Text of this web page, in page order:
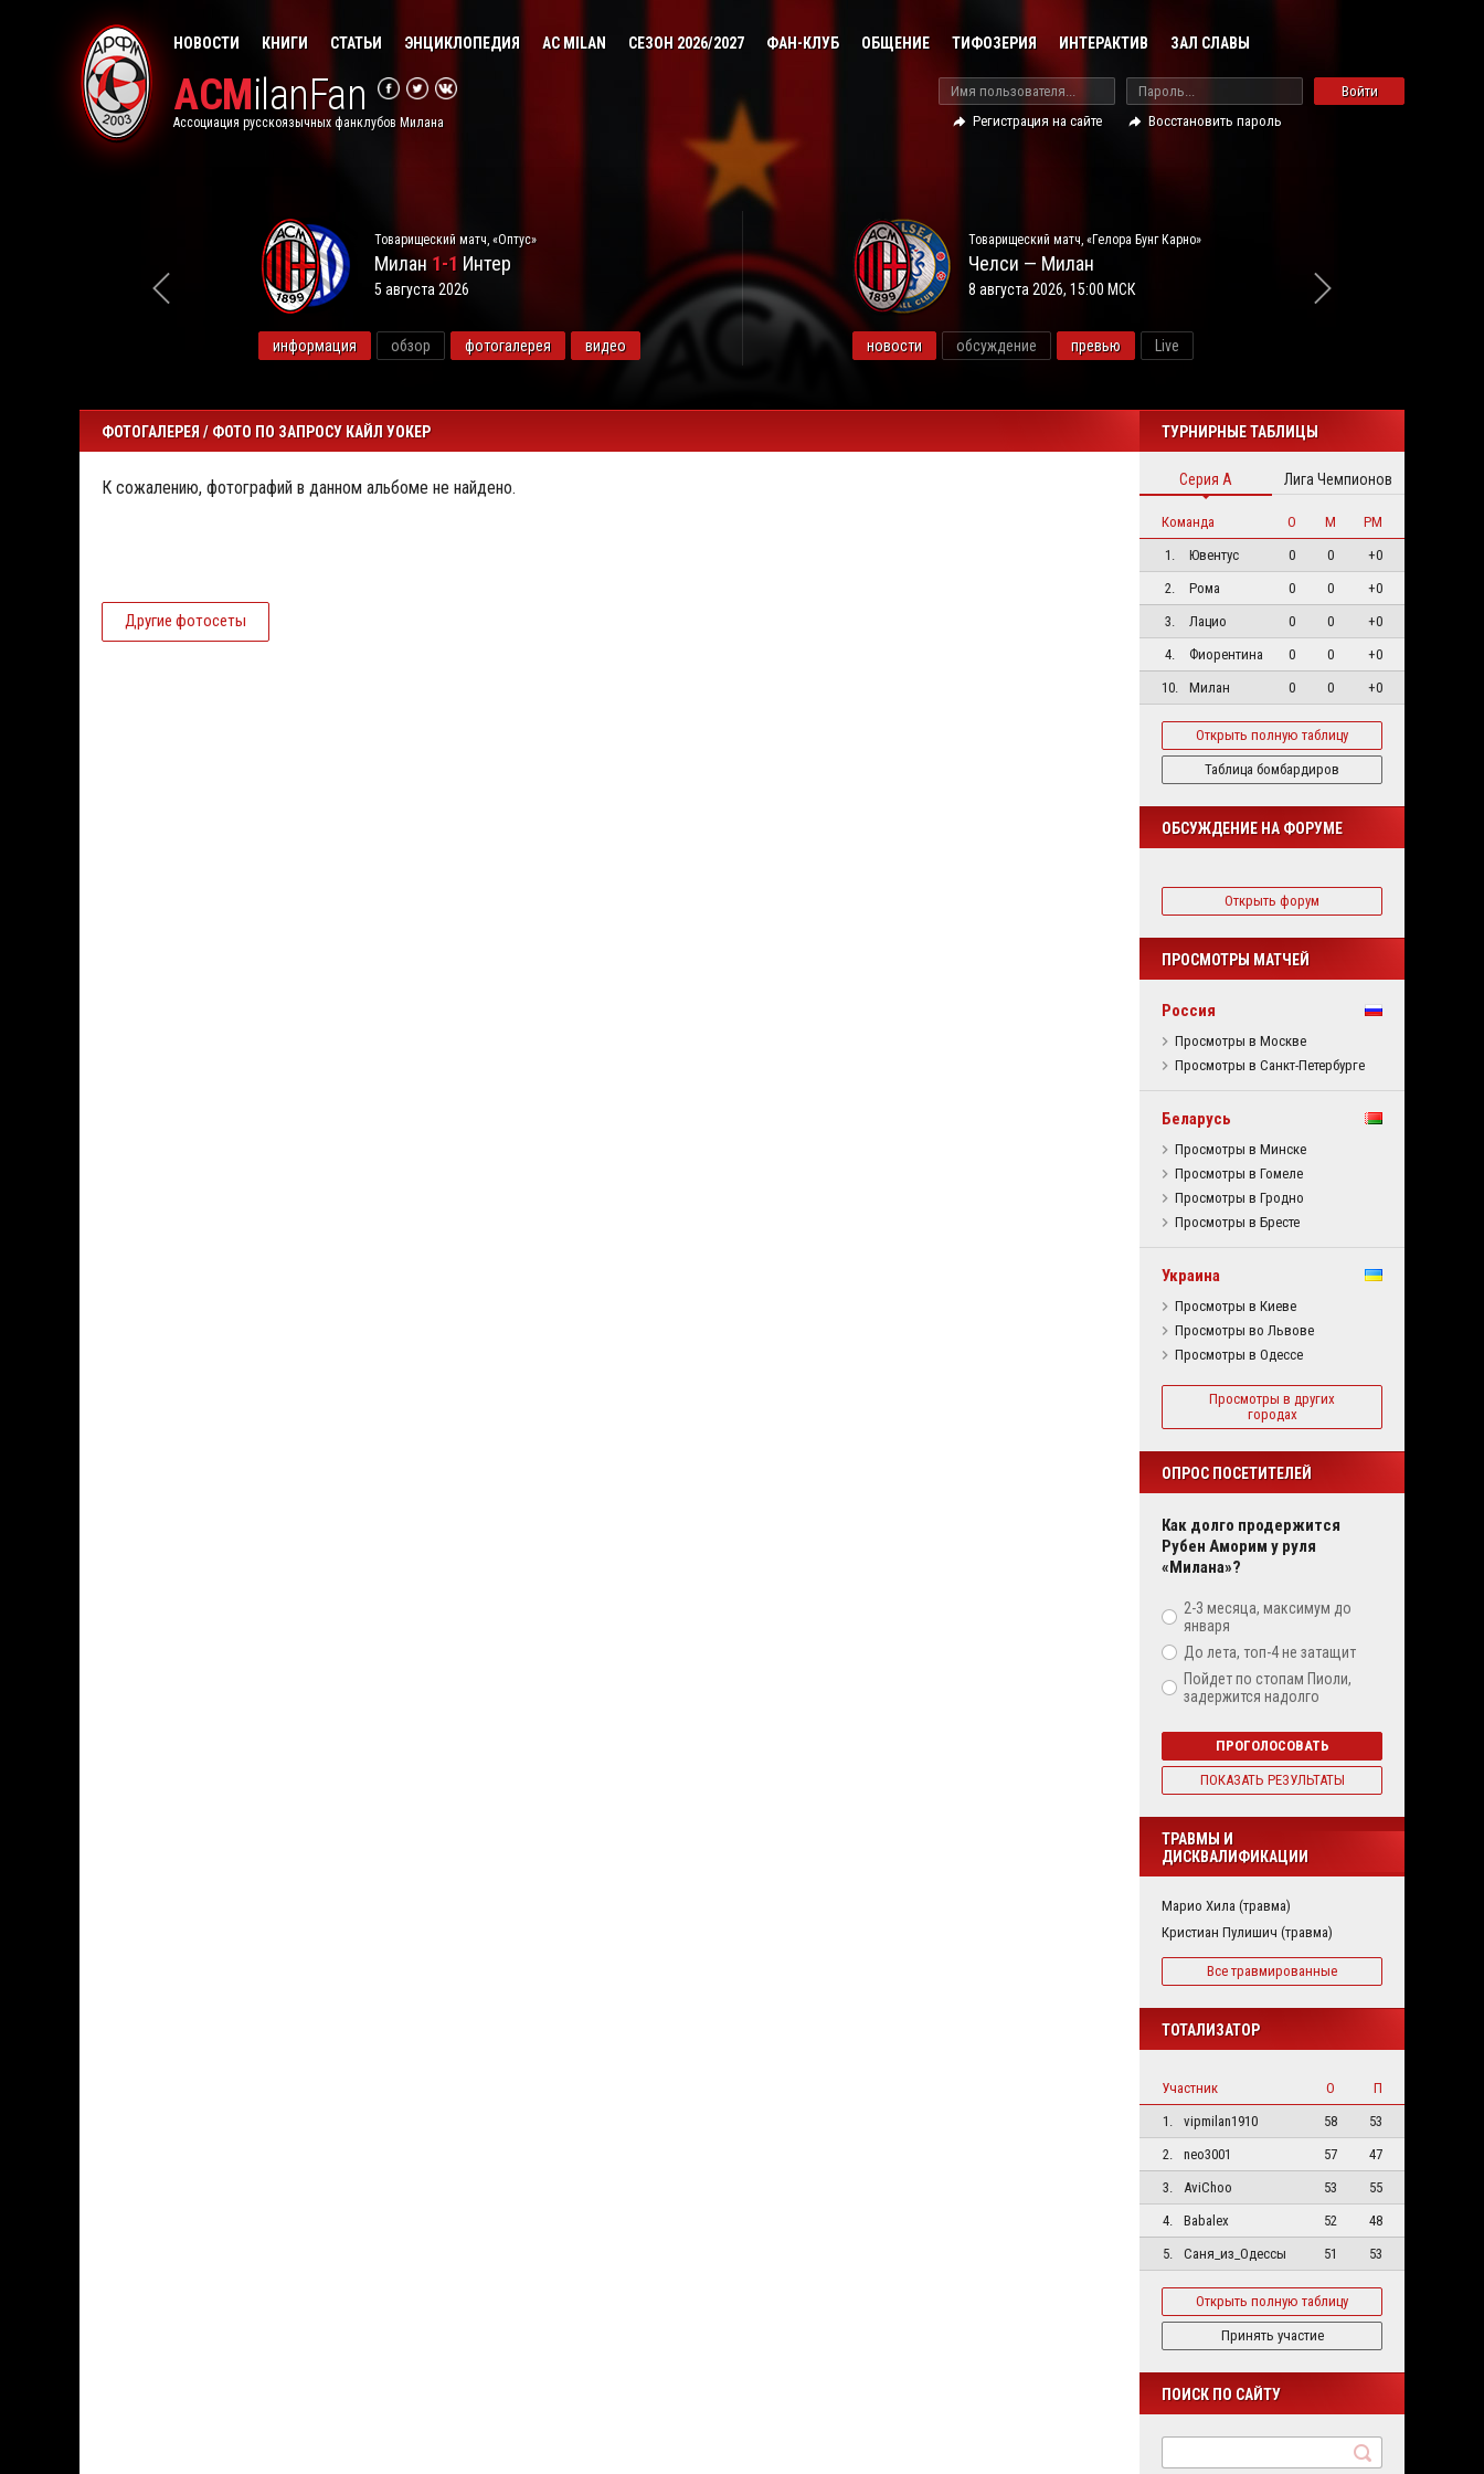
НОВОСТИ КНИГИ СТАТЬИ ЭНЦИКЛОПЕДИЯ AC MILAN СЕЗОН 2026/2027 ФАН-КЛУБ ОБЩЕНИЕ ТИФОЗЕРИЯ ИНТЕРАКТИВ ЗАЛ СЛАВЫ
ACMilanFan
Ассоциация русскоязычных фанклубов Милана
Войти
Регистрация на сайте
Восстановить пароль
Товарищеский матч, «Оптус»
Милан 1-1 Интер
5 августа 2026
информация обзор фотогалерея видео
Товарищеский матч, «Гелора Бунг Карно»
Челси — Милан
8 августа 2026, 15:00 МСК
новости обсуждение превью Live
ФОТОГАЛЕРЕЯ / ФОТО ПО ЗАПРОСУ КАЙЛ УОКЕР
К сожалению, фотографий в данном альбоме не найдено.
Другие фотосеты
ТУРНИРНЫЕ ТАБЛИЦЫ
Серия А Лига Чемпионов
Команда О М
РМ
1.
Ювентус 0 0
+0
2.
Рома 0 0
+0
3.
Лацио 0 0
+0
4.
Фиорентина 0 0
+0
10.
Милан 0 0 +0
Открыть полную таблицу
Таблица бомбардиров
ОБСУЖДЕНИЕ НА ФОРУМЕ
Открыть форум
ПРОСМОТРЫ МАТЧЕЙ
Россия
Просмотры в Москве
Просмотры в Санкт-Петербурге
Беларусь
Просмотры в Минске
Просмотры в Гомеле
Просмотры в Гродно
Просмотры в Бресте
Украина
Просмотры в Киеве
Просмотры во Львове
Просмотры в Одессе
Просмотры в других
городах
ОПРОС ПОСЕТИТЕЛЕЙ
Как долго продержится
Рубен Аморим у руля
«Милана»?
2-3 месяца, максимум до
января
До лета, топ-4 не затащит
Пойдет по стопам Пиоли,
задержится надолго
ПРОГОЛОСОВАТЬ
ПОКАЗАТЬ РЕЗУЛЬТАТЫ
ТРАВМЫ И
ДИСКВАЛИФИКАЦИИ
Марио Хила (травма)
Кристиан Пулишич (травма)
Все травмированные
ТОТАЛИЗАТОР
Участник О
П
1.
vipmilan1910 58
53
2.
neo3001 57
47
3.
AviChoo 53
55
4.
Babalex 52
48
5.
Саня_из_Одессы 51 53
Открыть полную таблицу
Принять участие
ПОИСК ПО САЙТУ